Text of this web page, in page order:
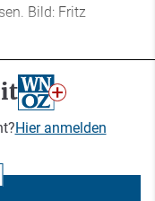
Bild: Fritz
Hier anmelden